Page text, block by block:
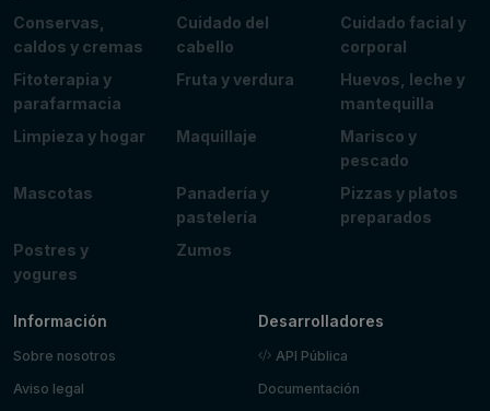
Conservas,
caldos y cremas
Cuidado del
cabello
Cuidado facial y
corporal
Fitoterapia y
parafarmacia
Fruta y verdura
Huevos, leche y
mantequilla
Limpieza y hogar
Maquillaje
Marisco y
pescado
Mascotas
Panadería y
pastelería
Pizzas y platos
preparados
Postres y
yogures
Zumos
Información
Sobre nosotros
Aviso legal
Desarrolladores
API Pública
Documentación